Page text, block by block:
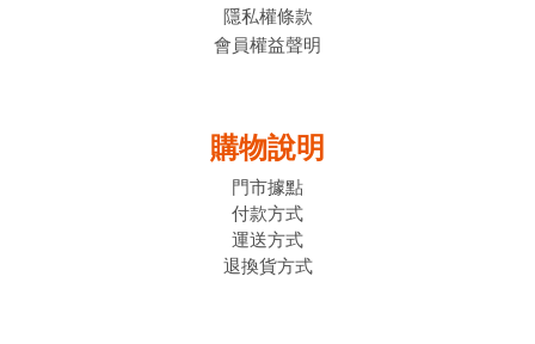
隱私權條款
會員權益聲明
購物說明
門市據點
付款方式
運送方式
退換貨方式